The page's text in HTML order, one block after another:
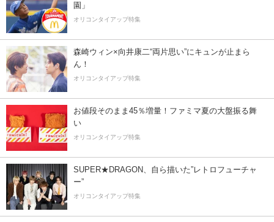
園」
オリコンタイアップ特集
森崎ウィン×向井康二“両片思い”にキュンが止まら
ん！
オリコンタイアップ特集
お値段そのまま45％増量！ファミマ夏の大盤振る舞
い
オリコンタイアップ特集
SUPER★DRAGON、自ら描いた”レトロフューチャ
ー”
オリコンタイアップ特集